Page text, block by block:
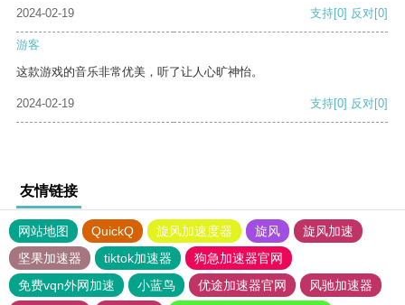
2024-02-19 支持[0] 反对[0]
游客
这款游戏的音乐非常优美，听了让人心旷神怡。
2024-02-19 支持[0] 反对[0]
友情链接
网站地图 QuickQ 旋风加速度器 旋风
旋风加速
坚果加速器
tiktok加速器
狗急加速器官网
免费vqn外网加速
小蓝鸟 优途加速器官网
风驰加速器